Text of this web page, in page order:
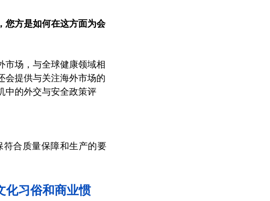
您方是如何在这方面为会
市场，与全球健康领域相
会提供与关注海外市场的
中的外交与安全政策评
合质量保障和生产的要
化习俗和商业惯